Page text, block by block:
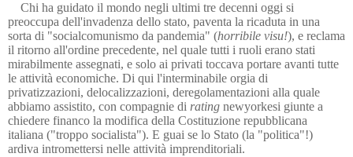
Chi ha guidato il mondo negli ultimi tre decenni oggi si
preoccupa dell'invadenza dello stato, paventa la ricaduta in una
sorta di "socialcomunismo da pandemia" (horribile visu!), e reclama
il ritorno all'ordine precedente, nel quale tutti i ruoli erano stati
mirabilmente assegnati, e solo ai privati toccava portare avanti tutte
le attività economiche. Di qui l'interminabile orgia di
privatizzazioni, delocalizzazioni, deregolamentazioni alla quale
abbiamo assistito, con compagnie di rating newyorkesi giunte a
chiedere financo la modifica della Costituzione repubblicana
italiana ("troppo socialista"). E guai se lo Stato (la "politica"!)
ardiva intromettersi nelle attività imprenditoriali.